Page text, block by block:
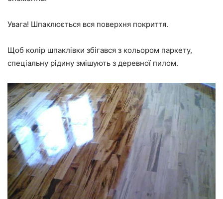
Увага! Шпаклюється вся поверхня покриття.
Щоб колір шпаклівки збігався з кольором паркету,
спеціальну рідину змішують з деревної пилом.